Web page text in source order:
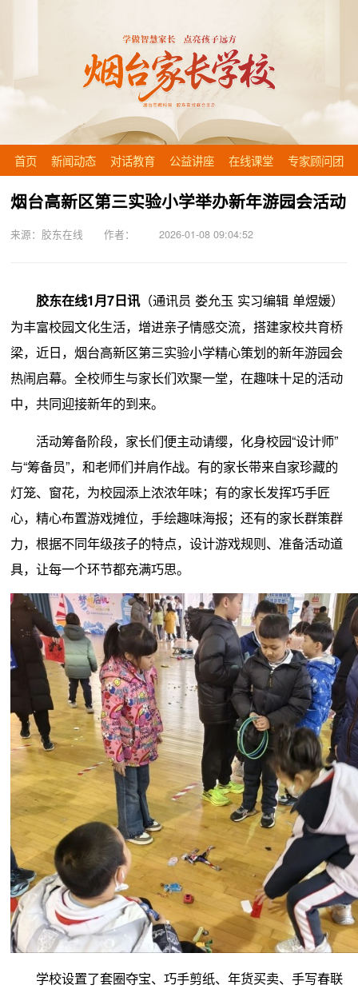
首页 新闻动态 对话教育 公益讲座 在线课堂 专家顾问团
烟台高新区第三实验小学举办新年游园会活动
来源：胶东在线 作者： 2026-01-08 09:04:52
胶东在线1月7日讯（通讯员 娄允玉 实习编辑 单煜媛）
为丰富校园文化生活，增进亲子情感交流，搭建家校共育桥
梁，近日，烟台高新区第三实验小学精心策划的新年游园会
热闹启幕。全校师生与家长们欢聚一堂，在趣味十足的活动
中，共同迎接新年的到来。
活动筹备阶段，家长们便主动请缨，化身校园“设计师”
与“筹备员”，和老师们并肩作战。有的家长带来自家珍藏的
灯笼、窗花，为校园添上浓浓年味；有的家长发挥巧手匠
心，精心布置游戏摊位，手绘趣味海报；还有的家长群策群
力，根据不同年级孩子的特点，设计游戏规则、准备活动道
具，让每一个环节都充满巧思。
学校设置了套圈夺宝、巧手剪纸、年货买卖、手写春联